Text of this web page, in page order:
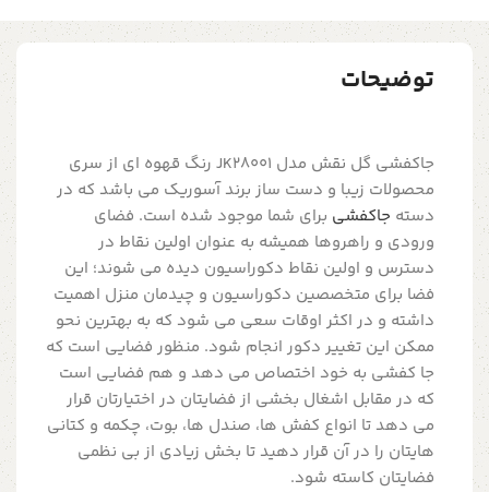
توضیحات
جاکفشی گل نقش مدل JK28001 رنگ قهوه ای از سری
محصولات زیبا و دست ساز برند آسوریک می باشد که در
دسته جاکفشی برای شما موجود شده است. فضای
ورودی و راهروها همیشه به عنوان اولین نقاط در
دسترس و اولین نقاط دکوراسیون دیده می شوند؛ این
فضا برای متخصصین دکوراسیون و چیدمان منزل اهمیت
داشته و در اکثر اوقات سعی می شود که به بهترین نحو
ممکن این تغییر دکور انجام شود. منظور فضایی است که
جا کفشی به خود اختصاص می دهد و هم فضایی است
که در مقابل اشغال بخشی از فضایتان در اختیارتان قرار
می دهد تا انواع کفش ها، صندل ها، بوت، چکمه و کتانی
هایتان را در آن قرار دهید تا بخش زیادی از بی نظمی
فضایتان کاسته شود.